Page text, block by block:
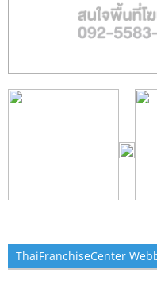
ThaiFranchiseCenter